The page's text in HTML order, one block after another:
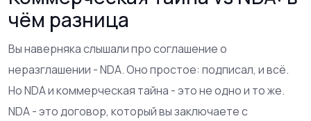
чём разница
Вы наверняка слышали про соглашение о
неразглашении - NDA. Оно простое: подписал, и всё.
Но NDA и коммерческая тайна - это не одно и то же.
NDA - это договор, который вы заключаете с